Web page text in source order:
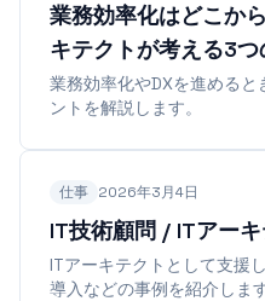
業務効率化はどこか
キテクトが考える3つ
業務効率化やDXを進める
ントを解説します。
仕事 2026年3月4日
IT技術顧問 / ITアー
ITアーキテクトとして支援
導入などの事例を紹介します